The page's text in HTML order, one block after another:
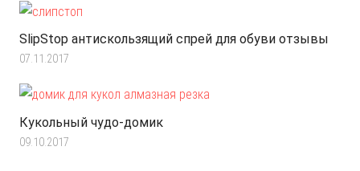
SlipStop антискользящий спрей для обуви отзывы
07.11.2017
Кукольный чудо-домик
09.10.2017